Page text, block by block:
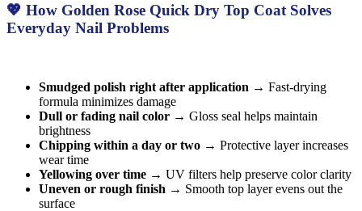
💖 How Golden Rose Quick Dry Top Coat Solves
Everyday Nail Problems
Smudged polish right after application → Fast-drying
formula minimizes damage
Dull or fading nail color → Gloss seal helps maintain
brightness
Chipping within a day or two → Protective layer increases
wear time
Yellowing over time → UV filters help preserve color clarity
Uneven or rough finish → Smooth top layer evens out the
surface